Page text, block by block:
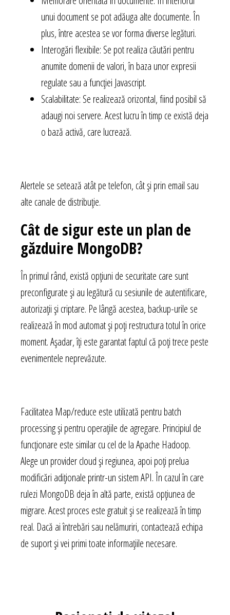
unui document se pot adăuga alte documente. În
plus, între acestea se vor forma diverse legături.
Interogări flexibile: Se pot realiza căutări pentru
anumite domenii de valori, în baza unor expresii
regulate sau a funcției Javascript.
Scalabilitate: Se realizează orizontal, fiind posibil să
adaugi noi servere. Acest lucru în timp ce există deja
o bază activă, care lucrează.
Alertele se setează atât pe telefon, cât și prin email sau
alte canale de distribuție.
Cât de sigur este un plan de
găzduire MongoDB?
În primul rând, există opțiuni de securitate care sunt
preconfigurate și au legătură cu sesiunile de autentificare,
autorizații și criptare. Pe lângă acestea, backup-urile se
realizează în mod automat și poți restructura totul în orice
moment. Așadar, îți este garantat faptul că poți trece peste
evenimentele neprevăzute.
Facilitatea Map/reduce este utilizată pentru batch
processing și pentru operațiile de agregare. Principiul de
funcționare este similar cu cel de la Apache Hadoop.
Alege un provider cloud și regiunea, apoi poți prelua
modificări adiționale printr-un sistem API. În cazul în care
rulezi MongoDB deja în altă parte, există opțiunea de
migrare. Acest proces este gratuit și se realizează în timp
real. Dacă ai întrebări sau nelămuriri, contactează echipa
de suport și vei primi toate informațiile necesare.